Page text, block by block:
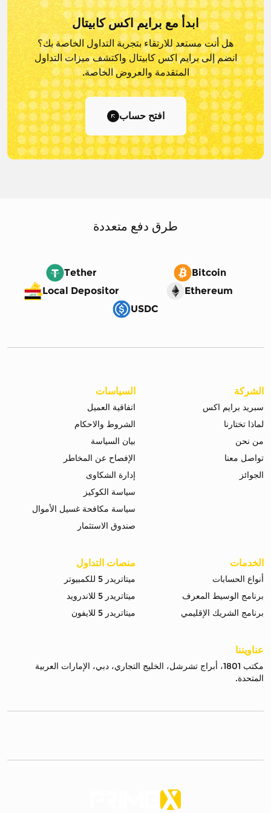
ابدأ مع برايم اكس كابيتال
هل أنت مستعد للارتقاء بتجربة التداول الخاصة بك؟
انضم إلى برايم اكس كابيتال واكتشف ميزات التداول
المتقدمة والعروض الخاصة.
افتح حساب
طرق دفع متعددة
Tether
Bitcoin
Local Depositor
Ethereum
USDC
الشركة
سبريد برايم اكس
لماذا تختارنا
من نحن
تواصل معنا
الجوائز
السياسات
اتفاقية العميل
الشروط والاحكام
بيان السياسة
الإفصاح عن المخاطر
إدارة الشكاوى
سياسة الكوكيز
سياسة مكافحة غسيل الأموال
صندوق الاستثمار
الخدمات
أنواع الحسابات
برنامج الوسيط المعرف
برنامج الشريك الإقليمي
منصات التداول
ميتاتريدر 5 للكمبيوتر
ميتاتريدر 5 للاندرويد
ميتاتريدر 5 للايفون
عناويننا
مكتب 1801، أبراج تشرشل، الخليج التجاري، دبي، الإمارات العربية
المتحدة.